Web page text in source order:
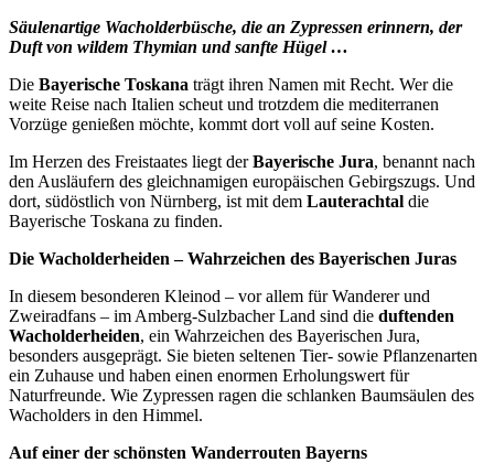
Säulenartige Wacholderbüsche, die an Zypressen erinnern, der
Duft von wildem Thymian und sanfte Hügel …
Die Bayerische Toskana trägt ihren Namen mit Recht. Wer die
weite Reise nach Italien scheut und trotzdem die mediterranen
Vorzüge genießen möchte, kommt dort voll auf seine Kosten.
Im Herzen des Freistaates liegt derBayerische Jura, benannt nach
den Ausläufern des gleichnamigen europäischen Gebirgszugs. Und
dort, südöstlich von Nürnberg, ist mit dem Lauterachtal die
Bayerische Toskana zu finden.
Die Wacholderheiden – Wahrzeichen des Bayerischen Juras
In diesem besonderen Kleinod – vor allem für Wanderer und
Zweiradfans – im Amberg-Sulzbacher Land sind die duftenden
Wacholderheiden, ein Wahrzeichen des Bayerischen Jura,
besonders ausgeprägt. Sie bieten seltenen Tier- sowie Pflanzenarten
ein Zuhause und haben einen enormen Erholungswert für
Naturfreunde. Wie Zypressen ragen die schlanken Baumsäulen des
Wacholders in den Himmel.
Auf einer der schönsten Wanderrouten Bayerns